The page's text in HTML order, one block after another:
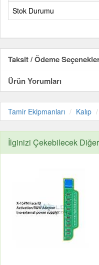
Stok Durumu
Taksit / Ödeme
Ürün Yorumları
Tamir Ekipmanları Kalıp
İlginizi Çekebilecek